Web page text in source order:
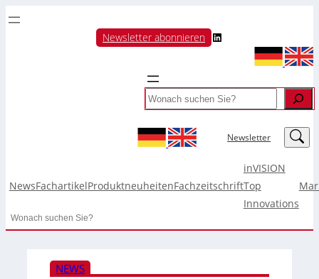
Newsletter abonnieren LinkedIn
Search
Newsletter LinkedIn
NewsFachartikelProduktneuheitenFachzeitschrift
inVISION
Top
Innovations
Search
NEWS